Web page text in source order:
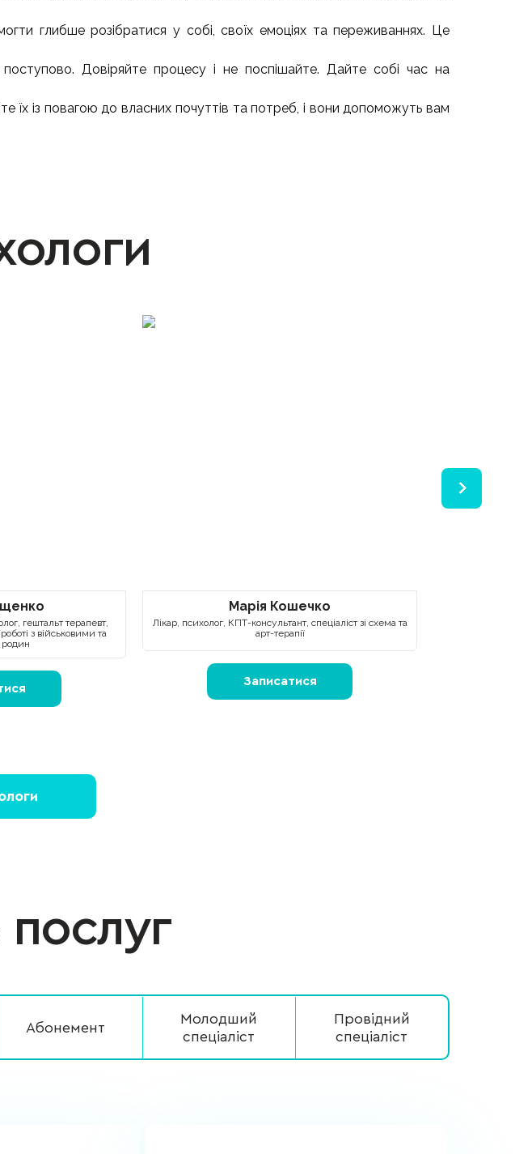
глибше розібратися у собі, своїх емоціях та переживаннях. Це
Довіряйте процесу і не поспішайте. Дайте собі час на
їх із повагою до власних почуттів та потреб, і вони допоможуть вам
гештальт терапевт,
з військовими та
родин
Марія Кошечко
Лікар, психолог, КПТ-консультант, спеціаліст зі схема та
арт-терапії
Записатися
послуг
Абонемент
Молодший
спеціаліст
Провідний
спеціаліст